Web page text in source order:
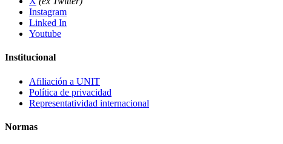
Instagram
Linked In
Youtube
Institucional
Afiliación a UNIT
Política de privacidad
Representatividad internacional
Normas